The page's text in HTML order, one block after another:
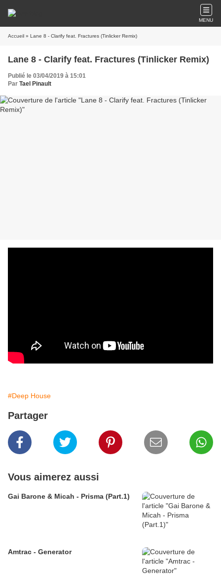
MENU
Accueil » Lane 8 - Clarify feat. Fractures (Tinlicker Remix)
Lane 8 - Clarify feat. Fractures (Tinlicker Remix)
Publié le 03/04/2019 à 15:01
Par Tael Pinault
#Deep House
Partager
Vous aimerez aussi
Gai Barone & Micah - Prisma (Part.1)
Amtrac - Generator